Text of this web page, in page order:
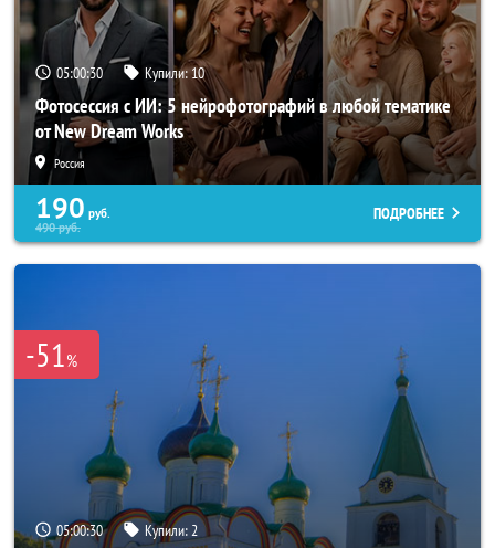
05:00:28 Купили:10
Фотосессия с ИИ: 5 нейрофотографий в любой тематике
от New Dream Works
Россия
190 руб.
490руб.
ПОДРОБНЕЕ
-51%
05:00:28 Купили: 2